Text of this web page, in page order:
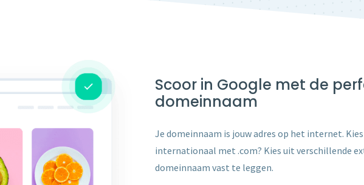
Scoor in Google met de
domeinnaam
Je domeinnaam is jouw adres op het internet.
internationaal met .com? Kies uit verschillende
domeinnaam vast te leggen.